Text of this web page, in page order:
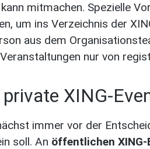
mitmachen. Spezielle
um ins Verzeichnis der
aus dem
nur von
XING-
immer vor der
soll. An öffentlichen XING-